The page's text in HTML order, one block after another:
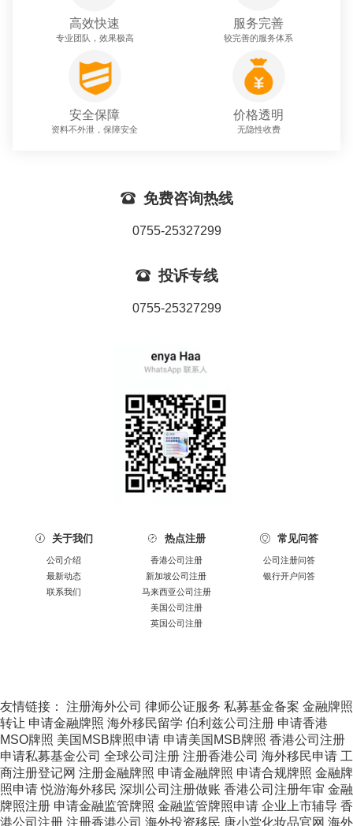
高效快速
专业团队，效果极高
服务完善
较完善的服务体系
安全保障
资料不外泄，保障安全
价格透明
无隐性收费
 免费咨询热线
0755-25327299
 投诉专线
0755-25327299
 关于我们
公司介绍
最新动态
联系我们
 热点注册
香港公司注册
新加坡公司注册
马来西亚公司注册
美国公司注册
英国公司注册
 常见问答
公司注册问答
银行开户问答
友情链接： 注册海外公司 律师公证服务 私募基金备案 金融牌照
转让 申请金融牌照 海外移民留学 伯利兹公司注册 申请香港
MSO牌照 美国MSB牌照申请 申请美国MSB牌照 香港公司注册
申请私募基金公司 全球公司注册 注册香港公司 海外移民申请 工
商注册登记网 注册金融牌照 申请金融牌照 申请合规牌照 金融牌
照申请 悦游海外移民 深圳公司注册做账 香港公司注册年审 金融
牌照注册 申请金融监管牌照 金融监管牌照申请 企业上市辅导 香
港公司注册 注册香港公司 海外投资移民 唐小堂化妆品官网 海外